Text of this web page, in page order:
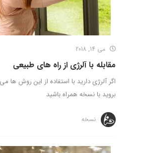
می 14, 2018
مقابله با آلرژی از راه های طبیعی
اگر آلرژی دارید با استفاده از این روش ها
بروید با نسخه همراه باشید
نسخه